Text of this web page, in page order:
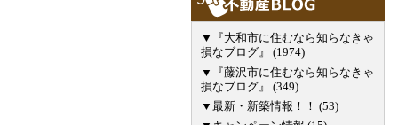
▼『大和市に住むなら知らなきゃ
損なブログ』 (1974)
▼『藤沢市に住むなら知らなきゃ
損なブログ』 (349)
▼最新・新築情報！！ (53)